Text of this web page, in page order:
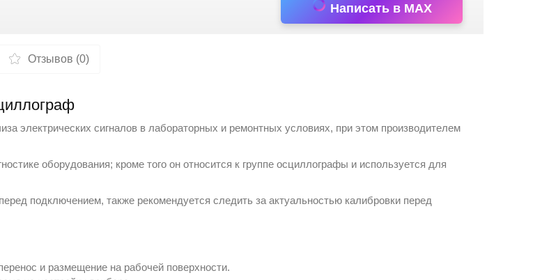
Написать в MAX
Отзывов (0)
электрических сигналов в лабораторных и ремонтных условиях, при этом производителем
оборудования; кроме того он относится к группеосциллографы и используется для
подключением, также рекомендуется следить за актуальностью калибровки перед
и размещение на рабочей поверхности.